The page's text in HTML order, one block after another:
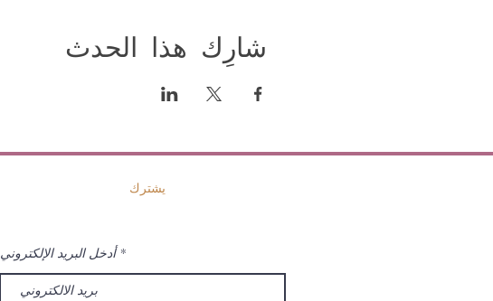
شارِك هذا الحدث
يشترك
أدخل البريد الإلكتروني